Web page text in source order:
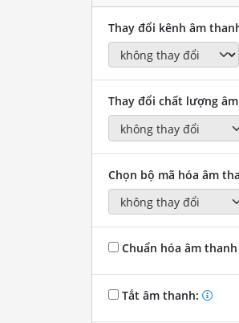
Thay đổi kênh âm
Thay đổi chất lượng
Chọn bộ mã hóa âm
Chuẩn hóa âm thanh
Tắt âm thanh: